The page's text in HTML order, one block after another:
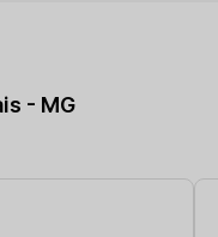
- MG